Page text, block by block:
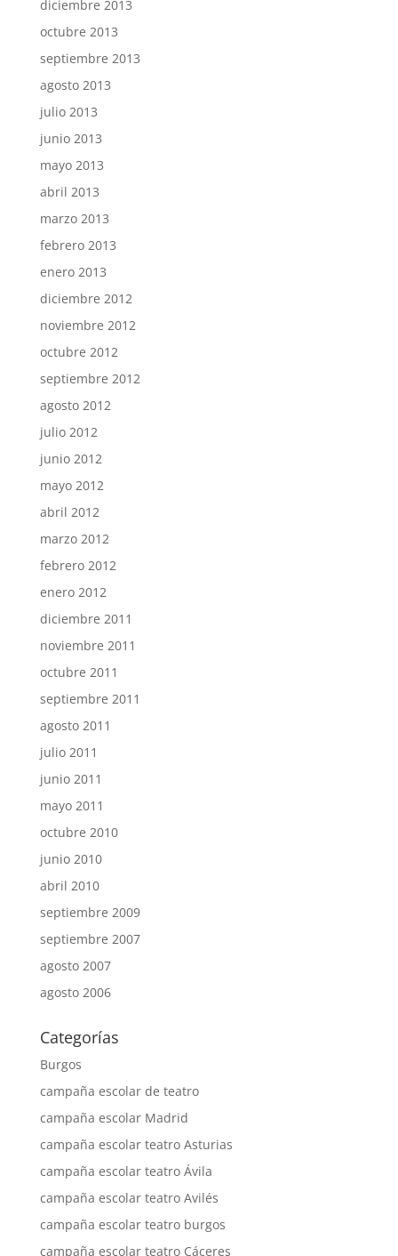
diciembre 2013
octubre 2013
septiembre 2013
agosto 2013
julio 2013
junio 2013
mayo 2013
abril 2013
marzo 2013
febrero 2013
enero 2013
diciembre 2012
noviembre 2012
octubre 2012
septiembre 2012
agosto 2012
julio 2012
junio 2012
mayo 2012
abril 2012
marzo 2012
febrero 2012
enero 2012
diciembre 2011
noviembre 2011
octubre 2011
septiembre 2011
agosto 2011
julio 2011
junio 2011
mayo 2011
octubre 2010
junio 2010
abril 2010
septiembre 2009
septiembre 2007
agosto 2007
agosto 2006
Categorías
Burgos
campaña escolar de teatro
campaña escolar Madrid
campaña escolar teatro Asturias
campaña escolar teatro Ávila
campaña escolar teatro Avilés
campaña escolar teatro burgos
campaña escolar teatro Cáceres